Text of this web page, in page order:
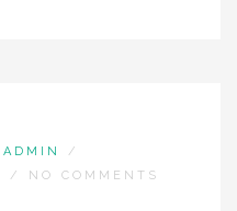
ADMIN
/
/ NO COMMENTS